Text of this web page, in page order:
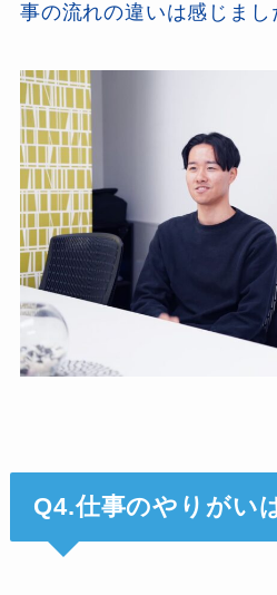
事の流れの違いは感じまし
Q4.仕事のやりがい